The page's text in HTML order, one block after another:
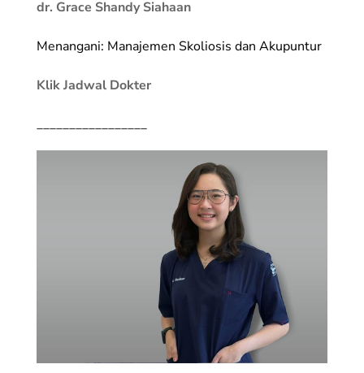
dr. Grace Shandy Siahaan
Menangani: Manajemen Skoliosis dan Akupuntur
Klik Jadwal Dokter
_________________